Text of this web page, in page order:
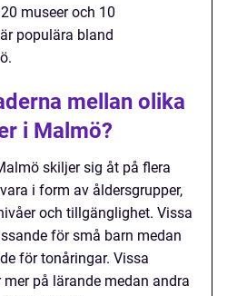
museer och 10
populära bland
mellan olika
i Malmö?
skiljer sig åt på flera
i form av åldersgrupper,
och tillgänglighet. Vissa
för små barn medan
för tonåringar. Vissa
på lärande medan andra